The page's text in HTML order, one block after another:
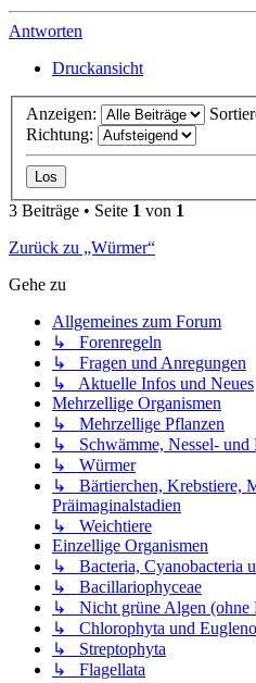
Antworten
Druckansicht
Anzeigen:
Richtung:
3 Beiträge • Seite 1 von 1
Zurück zu „Würmer“
Gehe zu
Allgemeines zum Forum
↳ Forenregeln
↳ Fragen und Anregungen
↳ Aktuelle Infos und Neues
Mehrzellige Organismen
↳ Mehrzellige Pflanzen
↳ Schwämme, Nessel- und
↳ Würmer
↳ Bärtierchen, Krebstiere,
Präimaginalstadien
↳ Weichtiere
Einzellige Organismen
↳ Bacteria, Cyanobacteria
↳ Bacillariophyceae
↳ Nicht grüne Algen (ohne
↳ Chlorophyta und
↳ Streptophyta
↳ Flagellata